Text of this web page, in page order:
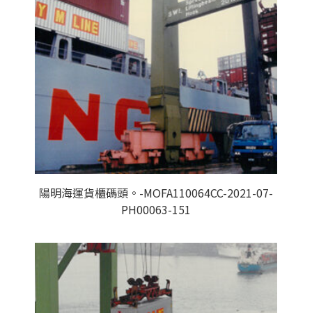
陽明海運貨櫃碼頭。-MOFA110064CC-2021-07-
PH00063-151